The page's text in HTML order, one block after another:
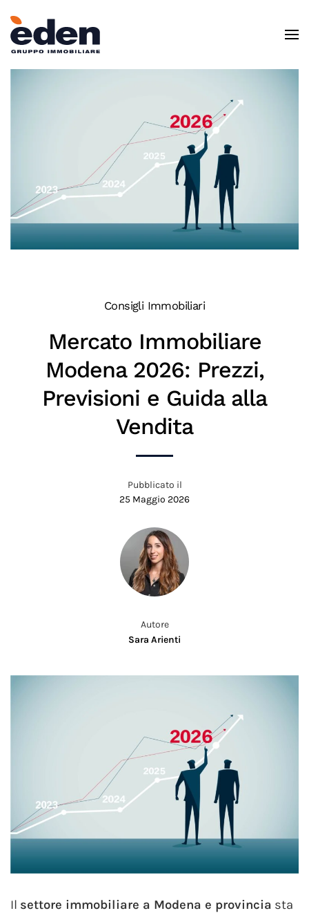
Skip to main content
Consigli Immobiliari
Mercato Immobiliare
Modena 2026: Prezzi,
Previsioni e Guida alla
Vendita
Pubblicato il
25 Maggio 2026
Autore
Sara Arienti
Il settore immobiliare a Modena e provincia sta